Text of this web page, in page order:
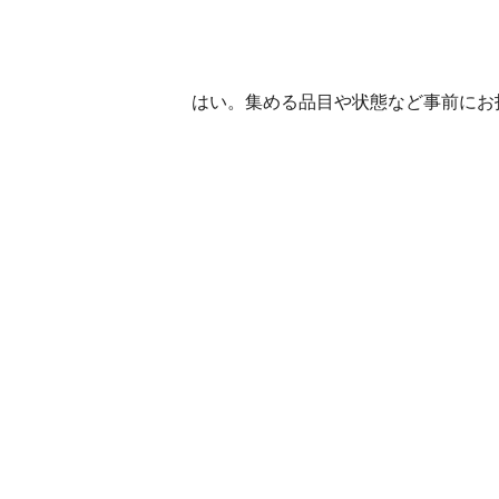
はい。集める品目や状態など事前にお